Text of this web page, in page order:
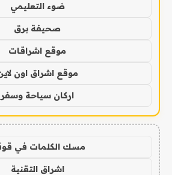
ضوء التعليمي
صحيفة برق
موقع اشراقات
موقع اشراق اون
اركان سياحة وسفر
مسك الكلمات في
اشراق التقنية